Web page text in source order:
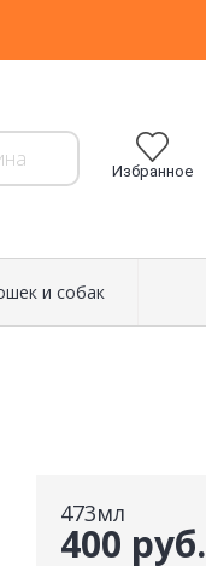
Избранное
и собак
473мл
400 руб.